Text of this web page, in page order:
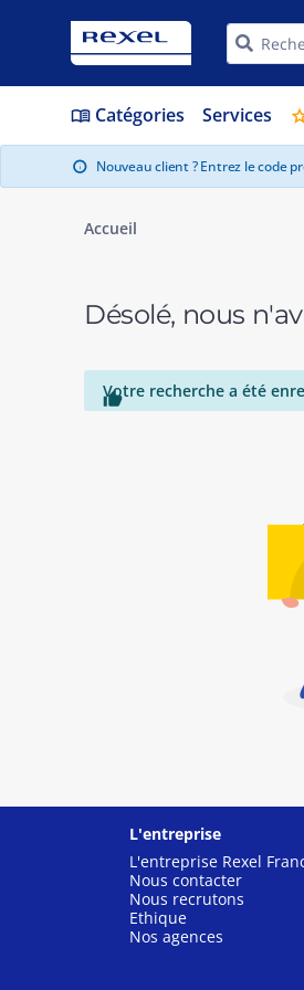
menu_book Catégories Services
info Nouveau client ? Entrez le code
Accueil
Désolé, nous

Votre recherche a été
L'entreprise
L'entreprise Rexel
Nous contacter
Nous recrutons
Ethique
Nos agences